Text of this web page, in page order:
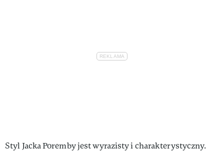
Styl Jacka Poremby jest wyrazisty i charakterystyczny.